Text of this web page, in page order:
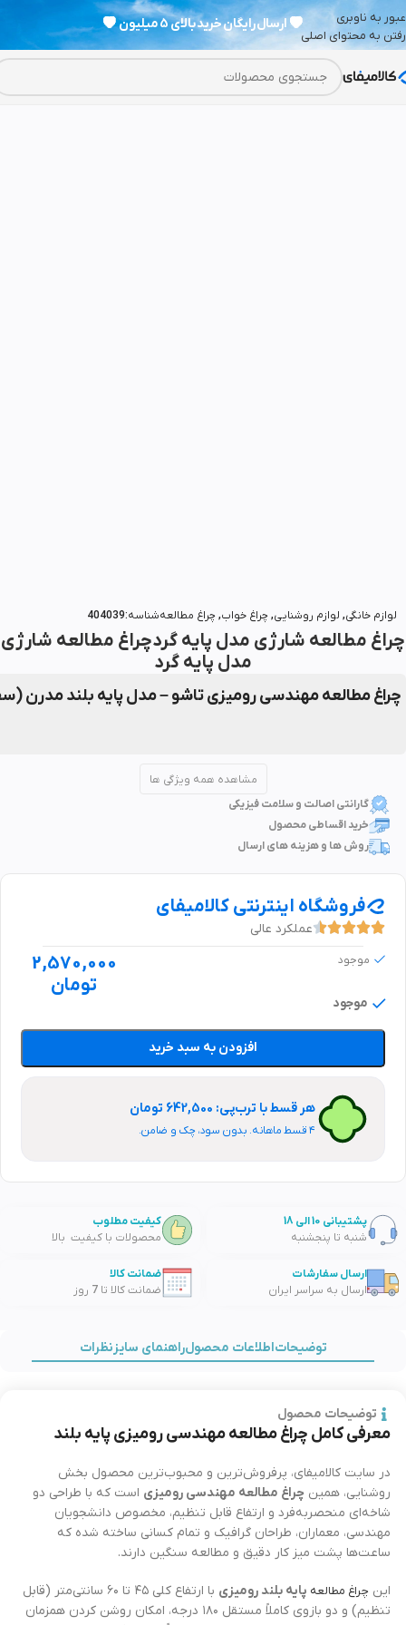
عبور به ناوبری
رفتن به محتوای اصلی
💗 ارسال رایگان خرید بالای 5 میلیون 💗
لوازم خانگی, لوازم روشنایی, چراغ خواب, چراغ مطالعهشناسه:404039
چراغ مطالعه شارژی مدل پایه گردچراغ مطالعه شارژی
مدل پایه گرد
چراغ مطالعه مهندسی رومیزی تاشو – مدل پایه بلند مدرن
مشاهده همه ویژگی ها
گارانتی اصالت و سلامت فیزیکی
خرید اقساطی محصول
روش ها و هزینه های ارسال
فروشگاه اینترنتی کالامیفای
عملکرد عالی
موجود
2,570,000
تومان
موجود
افزودن به سبد خرید
هر قسط با ترب‌پی: 642,500 تومان
۴ قسط ماهانه. بدون سود، چک و ضامن.
پشتیبانی 10 الی 18
شنبه تا پنجشنبه
کیفیت مطلوب
محصولات با کیفیت بالا
ارسال سفارشات
ارسال به سراسر ایران
ضمانت کالا
ضمانت کالا تا 7 روز
توضیحاتاطلاعات محصولراهنمای سایز نظرات
توضیحات محصول
معرفی کامل چراغ مطالعه مهندسی رومیزی پایه بلند
در سایت کالامیفای، پرفروش‌ترین و محبوب‌ترین محصول بخش
روشنایی، همین چراغ مطالعه مهندسی رومیزی است که با طراحی دو
شاخه‌ای منحصربه‌فرد و ارتفاع قابل تنظیم، مخصوص دانشجویان
مهندسی، معماران، طراحان گرافیک و تمام کسانی ساخته شده که
ساعت‌ها پشت میز کار دقیق و مطالعه سنگین دارند.
این چراغ مطالعه پایه بلند رومیزی
با ارتفاع کلی ۴۵ تا ۶۰ سانتی‌متر (قابل
تنظیم) و دو بازوی کاملاً مستقل ۱۸۰ درجه، امکان روشن کردن همزمان